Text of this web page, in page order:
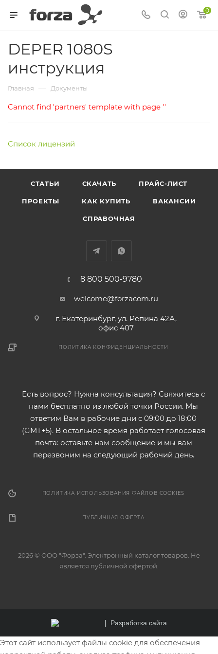
0
DEPER 1080S
инструкция
Главная — Документы
Cannot find 'partners' template with page ''
Список лицензий
СТАТЬИ СКАЧАТЬ ПРАЙС-ЛИСТ
ПРОЕКТЫ КАК КУПИТЬ ВАКАНСИИ
СПРАВОЧНАЯ
8 800 500-9780
welcome@forzacom.ru
г. Екатеринбург, ул. Репина 42А,
офис 407
ПОЛИТИКА КОНФИДЕНЦИАЛЬНОСТИ
Есть вопрос? Нужна консультация? Свяжитесь с
нами бесплатно из любой точки России. Мы
ответим Вам в рабочие дни с 09:00 до 18:00
(GMT+5). В остальное время работает голосовая
почта: оставьте нам сообщение и мы вам
перезвоним на следующий рабочий день.
ПОЛИТИКА ИСПОЛЬЗОВАНИЯ ФАЙЛОВ COOKIES
ПУБЛИЧНАЯ ОФЕРТА
2026 © ООО "Форза". Электронный каталог товаров. Не
является публичной офертой.
Разработка сайта
Этот сайт использует файлы cookie для обеспечения